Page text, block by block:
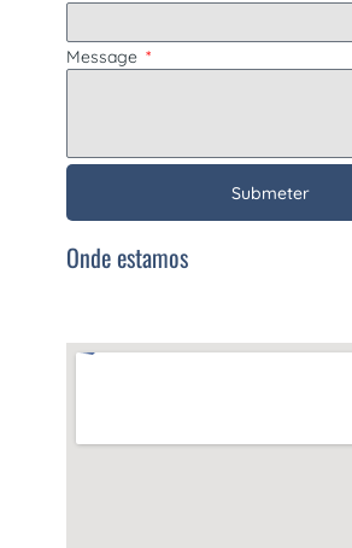
Message
Submeter
Onde estamos